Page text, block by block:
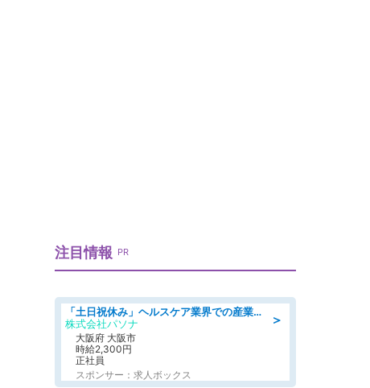
注目情報 PR
＞
「土日祝休み」ヘルスケア業界での産業保健師業務/看護師/高時給/要資格:正看護師
株式会社パソナ
大阪府 大阪市
時給2,300円
正社員
スポンサー：求人ボックス